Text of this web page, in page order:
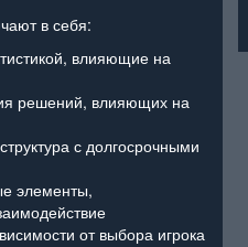
в себя:
влияющие на
решений, влияющих на
с долгосрочными
элементы,
от выбора игрока